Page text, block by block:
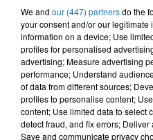
RYM
Houwa
L'HOROSCOPE
We and our (447) partnersdo the
your consent and/or our legitimate
information on a device; Use
profiles for personalised
advertising; Measure advertising
performance; Understand
of data from different sources;
profiles to personalise content;
content; Use limited data to select
detect fraud, and fix errors;
Save and communicate privacy